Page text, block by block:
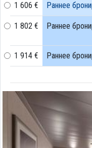
1 606 € Раннее
1 802 € Раннее
1 914 € Раннее